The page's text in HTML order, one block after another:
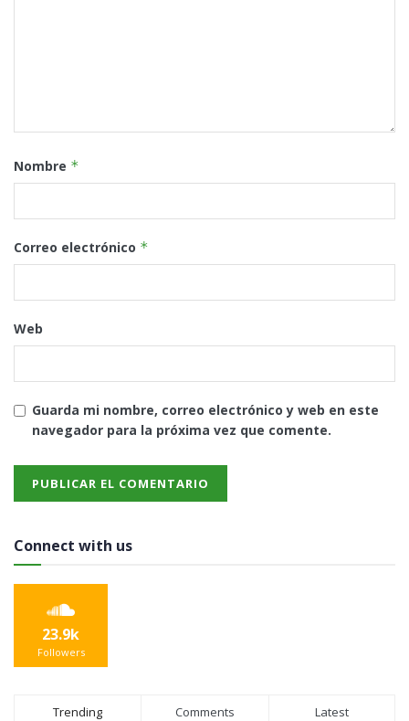
Nombre *
Correo electrónico *
Web
Guarda mi nombre, correo electrónico y web en este
navegador para la próxima vez que comente.
Connect with us
23.9k
Followers
Trending Comments Latest